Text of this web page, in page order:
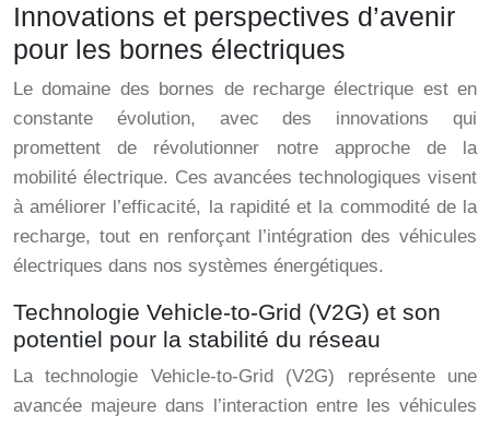
Innovations et perspectives d’avenir
pour les bornes électriques
Le domaine des bornes de recharge électrique est en
constante évolution, avec des innovations qui
promettent de révolutionner notre approche de la
mobilité électrique. Ces avancées technologiques visent
à améliorer l’efficacité, la rapidité et la commodité de la
recharge, tout en renforçant l’intégration des véhicules
électriques dans nos systèmes énergétiques.
Technologie Vehicle-to-Grid (V2G) et son
potentiel pour la stabilité du réseau
La technologie Vehicle-to-Grid (V2G) représente une
avancée majeure dans l’interaction entre les véhicules